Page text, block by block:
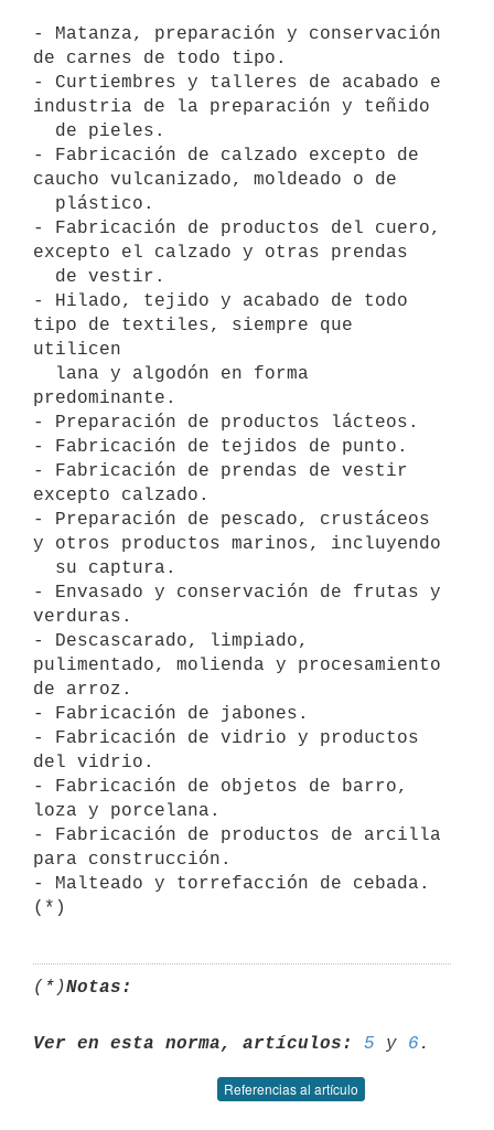
- Matanza, preparación y conservación
de carnes de todo tipo.
- Curtiembres y talleres de acabado e
industria de la preparación y teñido
- Fabricación de calzado excepto de
caucho vulcanizado, moldeado o de
- Fabricación de productos del cuero,
excepto el calzado y otras prendas
- Hilado, tejido y acabado de todo
tipo de textiles, siempre que
utilicen
predominante.
- Preparación de productos lácteos.
- Fabricación de tejidos de punto.
- Fabricación de prendas de vestir
excepto calzado.
- Preparación de pescado, crustáceos
y otros productos marinos, incluyendo
- Envasado y conservación de frutas y
verduras.
- Descascarado, limpiado,
pulimentado, molienda y procesamiento
de arroz.
- Fabricación de jabones.
- Fabricación de vidrio y productos
del vidrio.
- Fabricación de objetos de barro,
loza y porcelana.
- Fabricación de productos de arcilla
para construcción.
- Malteado y torrefacción de cebada.
(*)Notas:
Ver en esta norma, artículos: 5 y 6
Referencias al artículo